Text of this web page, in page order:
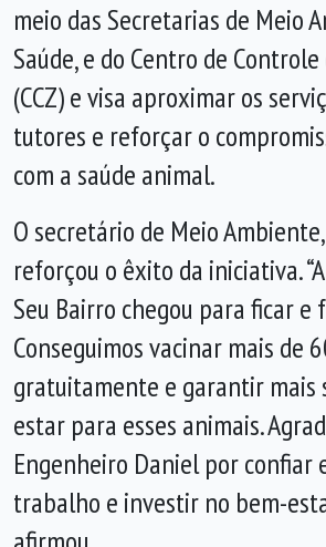
meio das Secretarias de Meio
Saúde, e do Centro de
(CCZ) e visa aproximar os
tutores e reforçar o
com a saúde animal.
O secretário de Meio
reforçou o êxito da iniciativa.
Seu Bairro chegou para ficar e
Conseguimos vacinar mais de
gratuitamente e garantir mais
estar para esses animais.
Engenheiro Daniel por confiar
trabalho e investir no bem-